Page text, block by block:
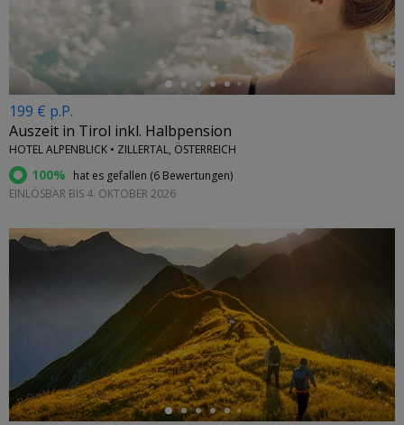
199 € p.P.
Auszeit in Tirol inkl. Halbpension
HOTEL ALPENBLICK • ZILLERTAL, ÖSTERREICH
100% hat es gefallen (6 Bewertungen)
EINLÖSBAR BIS 4. OKTOBER 2026